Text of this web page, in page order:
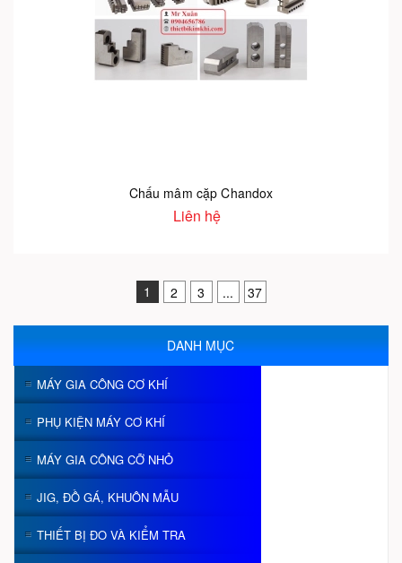
Chấu mâm cặp Chandox
Liên hệ
1 2 3 ... 37
DANH MỤC
MÁY GIA CÔNG CƠ KHÍ
PHỤ KIỆN MÁY CƠ KHÍ
MÁY GIA CÔNG CỠ NHỎ
JIG, ĐỒ GÁ, KHUÔN MẪU
THIẾT BỊ ĐO VÀ KIỂM TRA